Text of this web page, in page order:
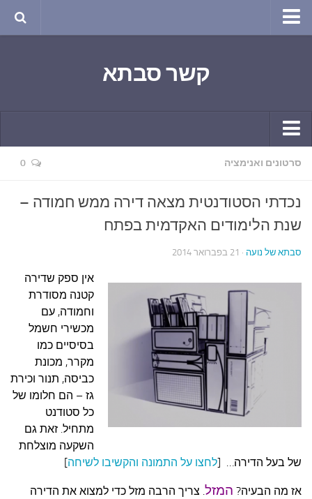
שירה
חגים ומועדים
ספורט בריאות וקורונה
חומר למחשבה
עצות סבתא
סבתא מספרת
קשר משפחתי
קשר סבתא
קשר יומי
תחביבים
סרטונים ואנימציה
סרטים מומלצים
סרטונים ואנימציה 0
נכדתי הסטודנטית מצאה דירה ממש חמודה –
שנת הלימודים האקדמית בפתח
סבתא של נועה · 21 בפברואר 2014
אין ספק שדירה
קטנה מסודרת
וחמודה, עם
מכשירי חשמל
בסיסיים כמו
מקרר, מכונת
כביסה, תנור וכירת
גז – הם חלומו של
כל סטודנט
מתחיל. זאת גם
השקעה מוצלחת
של בעל הדירה… [לחצו על התמונה והקשיבו לשיחה]
אז מה הבעיה? המזל. צריך הרבה מזל כדי למצוא את הדירה